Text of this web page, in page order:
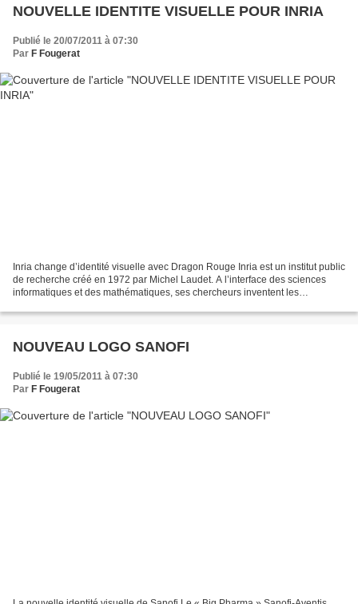
NOUVELLE IDENTITE VISUELLE POUR INRIA
Publié le 20/07/2011 à 07:30
Par F Fougerat
Inria change d’identité visuelle avec Dragon Rouge Inria est un institut public
de recherche créé en 1972 par Michel Laudet. A l’interface des sciences
informatiques et des mathématiques, ses chercheurs inventent les
NOUVEAU LOGO SANOFI
Publié le 19/05/2011 à 07:30
Par F Fougerat